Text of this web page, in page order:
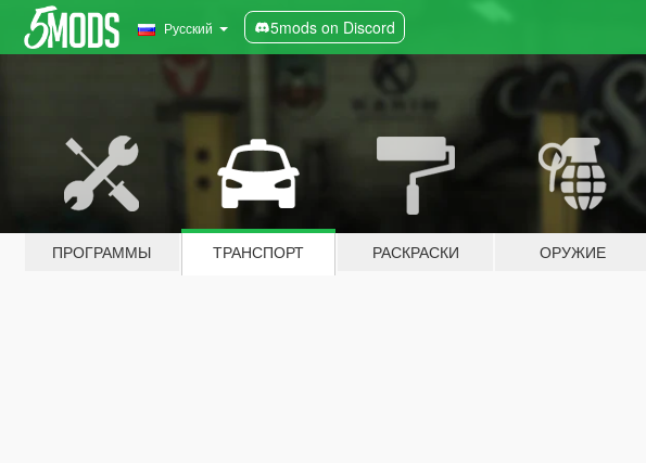
Русский 5mods on Discord
ПРОГРАММЫ ТРАНСПОРТ РАСКРАСКИ ОРУЖИЕ